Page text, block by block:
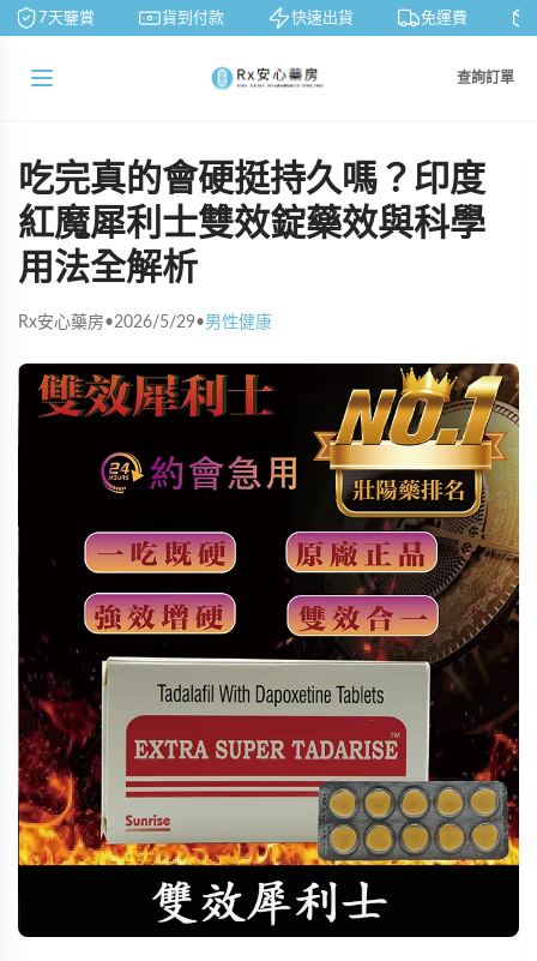
7天鑒賞 貨到付款 快速出貨 免運費
查詢訂單
吃完真的會硬挺持久嗎？印度
紅魔犀利士雙效錠藥效與科學
用法全解析
Rx安心藥房•2026/5/29•男性健康